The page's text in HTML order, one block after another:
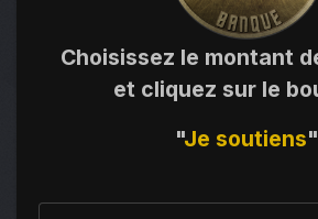
Choisissez le montant
et cliquez sur le
"Je soutiens"